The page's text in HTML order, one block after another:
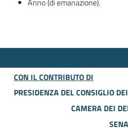
Anno (di emanazione).
CON IL CONTRIBUTO DI
PRESIDENZA DEL CONSIGLIO
CAMERA DEI